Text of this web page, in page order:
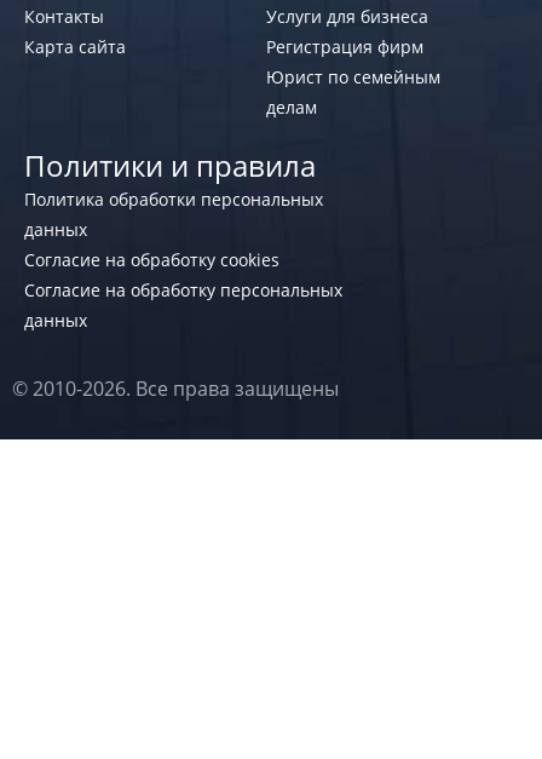
Контакты
Карта сайта
Услуги для бизнеса
Регистрация фирм
Юрист по семейным
делам
Политики и правила
Политика обработки персональных
данных
Согласие на обработку cookies
Согласие на обработку персональных
данных
© 2010-2026. Все права защищены